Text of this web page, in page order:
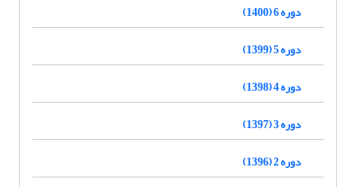
دوره 6 (1400)
دوره 5 (1399)
دوره 4 (1398)
دوره 3 (1397)
دوره 2 (1396)